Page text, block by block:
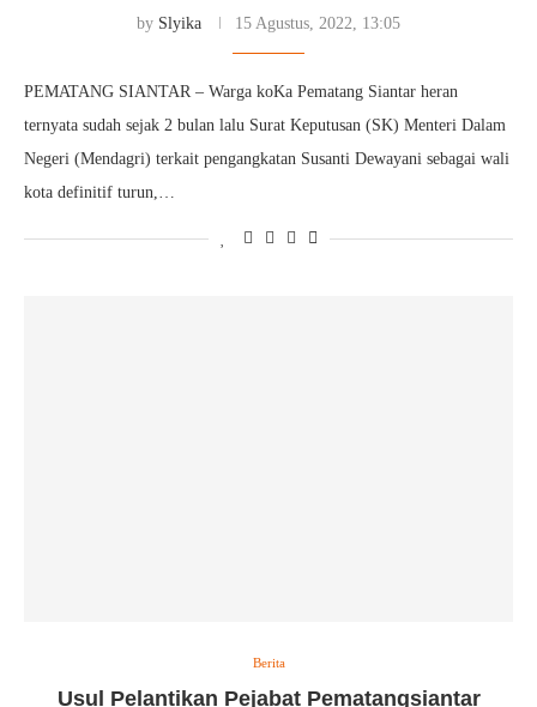
by Slyika 15 Agustus, 2022, 13:05
PEMATANG SIANTAR – Warga koKa Pematang Siantar heran
ternyata sudah sejak 2 bulan lalu Surat Keputusan (SK) Menteri Dalam
Negeri (Mendagri) terkait pengangkatan Susanti Dewayani sebagai wali
kota definitif turun,…
Berita
Usul Pelantikan Pejabat Pematangsiantar